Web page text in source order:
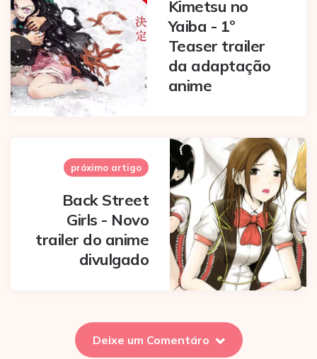
Kimetsu no
Yaiba - 1º
Teaser trailer
da adaptação
anime
próximo artigo
Back Street
Girls - Novo
trailer do anime
divulgado
Deixe um Comentáro